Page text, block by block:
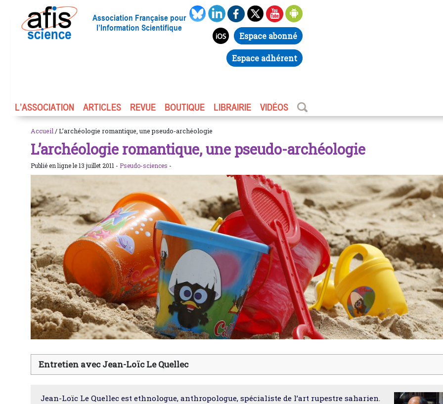
Association Française pour
l’Information Scientifique
Espace abonné
Espace adhérent
L’ASSOCIATION ARTICLES REVUE BOUTIQUE LIBRAIRIE VIDÉOS
Accueil / L’archéologie romantique, une pseudo-archéologie
L’archéologie romantique, une pseudo-archéologie
Publié en ligne le 13 juillet 2011 - Pseudo-sciences -
Entretien avec Jean-Loïc Le Quellec
Jean-Loïc Le Quellec est ethnologue, anthropologue, spécialiste de l’art rupestre saharien.